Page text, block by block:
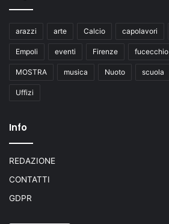
arazzi arte Calcio capolavori
Empoli eventi Firenze fucecchio
MOSTRA musica Nuoto scuola
Uffizi
Info
REDAZIONE
CONTATTI
GDPR